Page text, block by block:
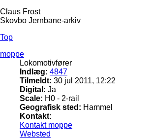
Claus Frost
Skovbo Jernbane-arkiv
Top
moppe
Lokomotivfører
Indlæg: 4847
Tilmeldt: 30 jul 2011, 12:22
Digital: Ja
Scale: H0 - 2-rail
Geografisk sted: Hammel
Kontakt:
Kontakt moppe
Websted